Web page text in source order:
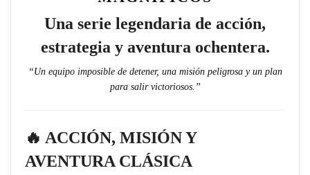
Una serie legendaria de acción,
estrategia y aventura ochentera.
“Un equipo imposible de detener, una misión peligrosa y un plan
para salir victoriosos.”
🔥 ACCIÓN, MISIÓN Y
AVENTURA CLÁSICA